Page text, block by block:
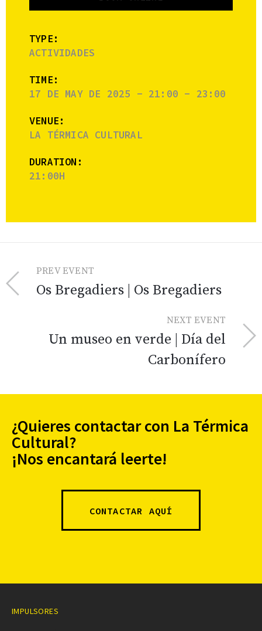
TYPE:
ACTIVIDADES
TIME:
17 DE MAY DE 2025 - 21:00 - 23:00
VENUE:
LA TÉRMICA CULTURAL
DURATION:
21:00H
PREV EVENT
Os Bregadiers | Os Bregadiers
NEXT EVENT
Un museo en verde | Día del
Carbonífero
¿Quieres contactar con La Térmica
Cultural?
¡Nos encantará leerte!
CONTACTAR AQUÍ
IMPULSORES